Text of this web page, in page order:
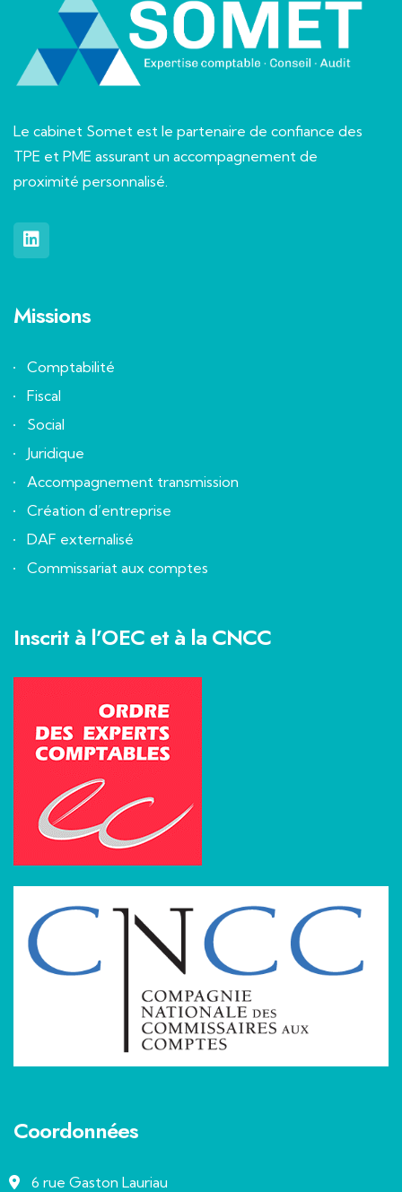
Le cabinet Somet est le partenaire de confiance des
TPE et PME assurant un accompagnement de
proximité personnalisé.
Missions
Comptabilité
Fiscal
Social
Juridique
Accompagnement transmission
Création d’entreprise
DAF externalisé
Commissariat aux comptes
Inscrit à l’OEC et à la CNCC
Coordonnées
6 rue Gaston Lauriau